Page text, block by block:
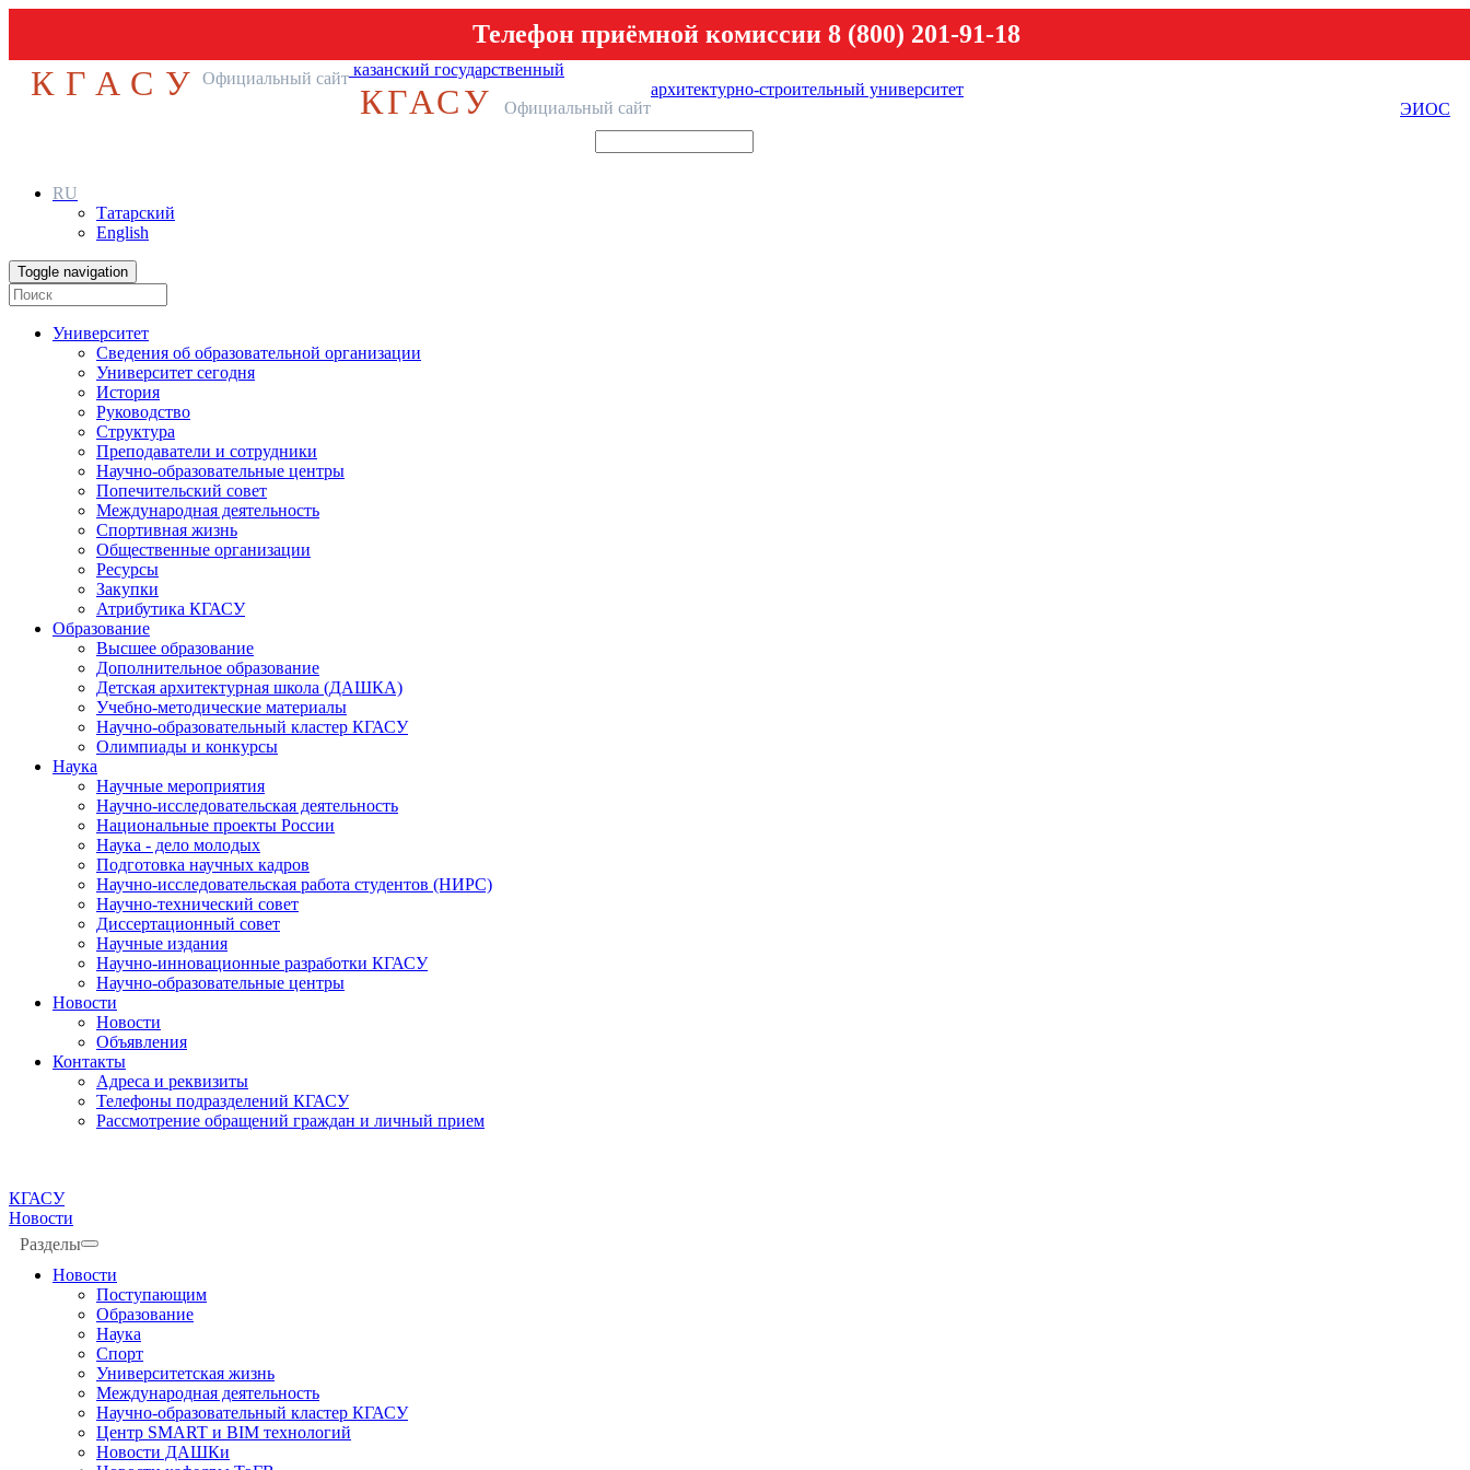
Телефон приёмной комиссии 8 (800) 201-91-18
КГАСУ Официальный сайт казанский государственный
архитектурно-строительный университет
КГАСУ Официальный сайт ЭИОС
RU
Татарский
English
Toggle navigation
Университет
Сведения об образовательной организации
Университет сегодня
История
Руководство
Структура
Преподаватели и сотрудники
Научно-образовательные центры
Попечительский совет
Международная деятельность
Спортивная жизнь
Общественные организации
Ресурсы
Закупки
Атрибутика КГАСУ
Образование
Высшее образование
Дополнительное образование
Детская архитектурная школа (ДАШКА)
Учебно-методические материалы
Научно-образовательный кластер КГАСУ
Олимпиады и конкурсы
Наука
Научные мероприятия
Научно-исследовательская деятельность
Национальные проекты России
Наука - дело молодых
Подготовка научных кадров
Научно-исследовательская работа студентов (НИРС)
Научно-технический совет
Диссертационный совет
Научные издания
Научно-инновационные разработки КГАСУ
Научно-образовательные центры
Новости
Новости
Объявления
Контакты
Адреса и реквизиты
Телефоны подразделений КГАСУ
Рассмотрение обращений граждан и личный прием
КГАСУ
Новости
Разделы
Новости
Поступающим
Образование
Наука
Спорт
Университетская жизнь
Международная деятельность
Научно-образовательный кластер КГАСУ
Центр SMART и BIM технологий
Новости ДАШКи